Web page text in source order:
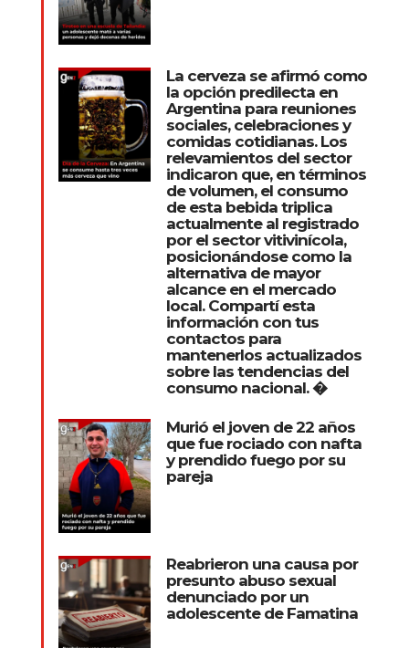
La cerveza se afirmó como
la opción predilecta en
Argentina para reuniones
sociales, celebraciones y
comidas cotidianas. Los
relevamientos del sector
indicaron que, en términos
de volumen, el consumo
de esta bebida triplica
actualmente al registrado
por el sector vitivinícola,
posicionándose como la
alternativa de mayor
alcance en el mercado
local. Compartí esta
información con tus
contactos para
mantenerlos actualizados
sobre las tendencias del
consumo nacional. �
Murió el joven de 22 años
que fue rociado con nafta
y prendido fuego por su
pareja
Reabrieron una causa por
presunto abuso sexual
denunciado por un
adolescente de Famatina